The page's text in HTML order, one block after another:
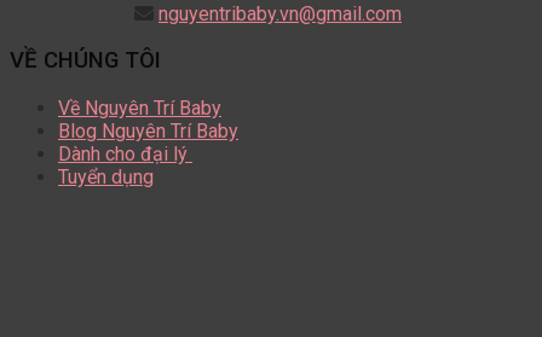
nguyentribaby.vn@gmail.com
VỀ CHÚNG TÔI
Về Nguyên Trí Baby
Blog Nguyên Trí Baby
Dành cho đại lý
Tuyển dụng